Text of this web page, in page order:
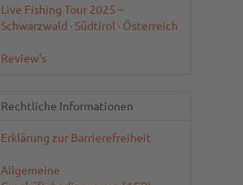
Live Fishing Tour 2025 –
Schwarzwald · Südtirol · Österreich
Review's
Rechtliche Informationen
Erklärung zur Barrierefreiheit
Allgemeine